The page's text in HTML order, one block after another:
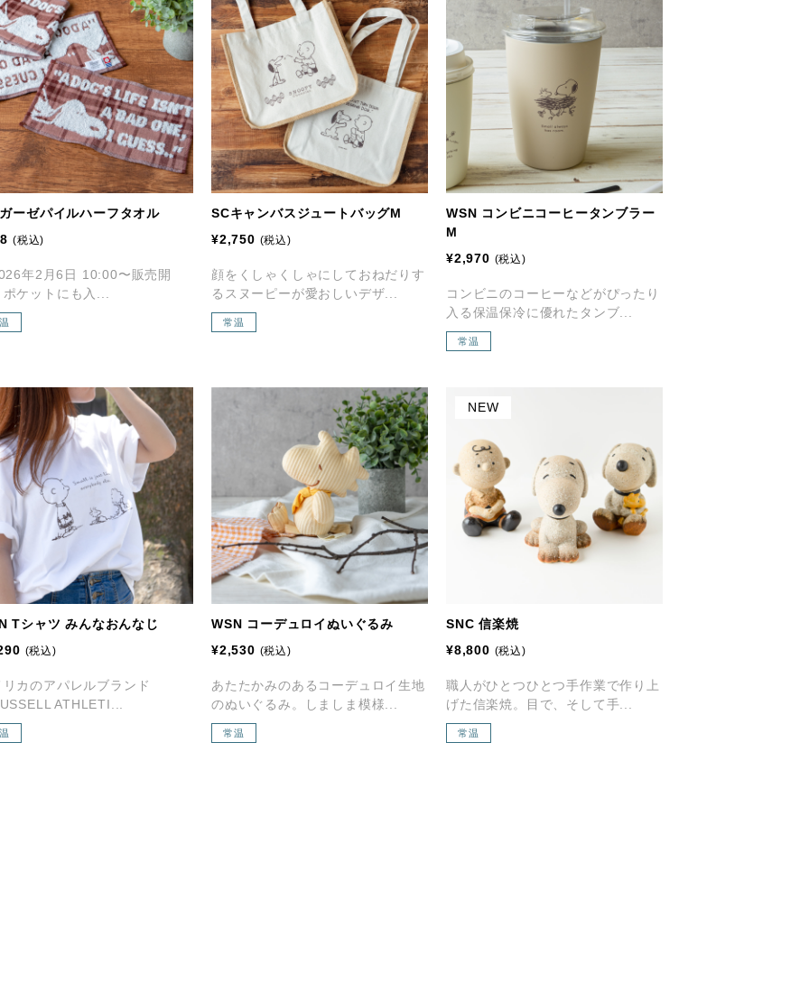
ーゼパイルハーフタオル
(税込)
年2月6日 10:00〜販売開
ポケットにも入...
SCキャンバスジュートバッグM
¥2,750 (税込)
顔をくしゃくしゃにしておねだりす
るスヌーピーが愛おしいデザ...
常温
WSN コンビニコーヒータンブラー
M
¥2,970 (税込)
コンビニのコーヒーなどがぴったり
入る保温保冷に優れたタンブ...
常温
Tシャツ みんなおんなじ
(税込)
リカのアパレルブランド
ATHLETI...
WSN コーデュロイぬいぐるみ
¥2,530 (税込)
あたたかみのあるコーデュロイ生地
のぬいぐるみ。しましま模様...
常温
NEW
SNC 信楽焼
¥8,800 (税込)
職人がひとつひとつ手作業で作り上
げた信楽焼。目で、そして手...
常温